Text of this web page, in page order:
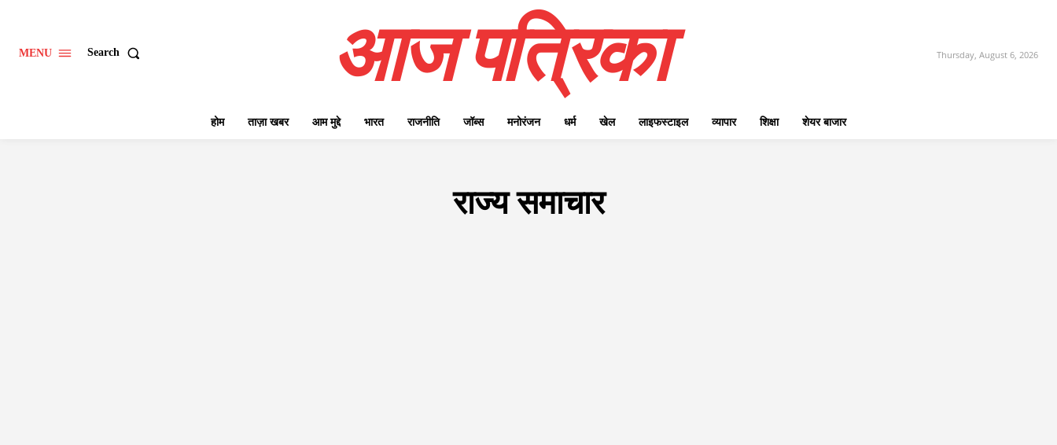
MENU Search आज पत्रिका Thursday, August 6, 2026
होम ताज़ा खबर आम मुद्दे भारत राजनीति जॉब्स मनोरंजन धर्म खेल लाइफस्टाइल व्यापार शिक्षा शेयर बाजार
राज्य समाचार